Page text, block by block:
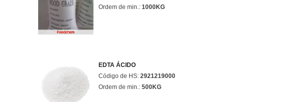
Ordem de min.: 1000KG
EDTA ÁCIDO
Código de HS: 2921219000
Ordem de min.: 500KG